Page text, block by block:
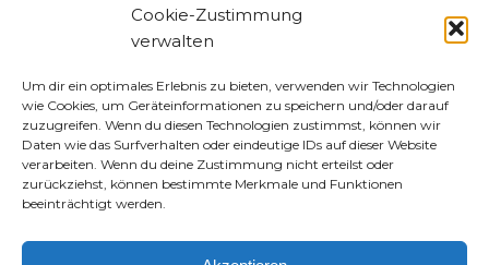
Cookie-Zustimmung
verwalten
Um dir ein optimales Erlebnis zu bieten, verwenden wir Technologien
wie Cookies, um Geräteinformationen zu speichern und/oder darauf
zuzugreifen. Wenn du diesen Technologien zustimmst, können wir
Daten wie das Surfverhalten oder eindeutige IDs auf dieser Website
verarbeiten. Wenn du deine Zustimmung nicht erteilst oder
zurückziehst, können bestimmte Merkmale und Funktionen
beeinträchtigt werden.